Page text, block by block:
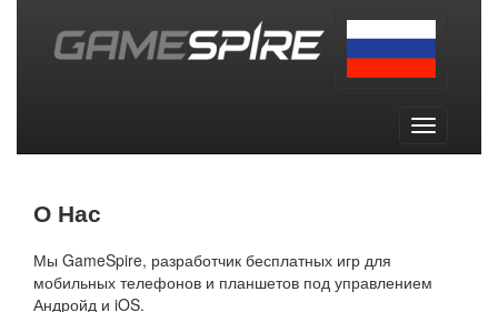
navigation
Toggle
navigation
О Нас
Мы GameSpire, разработчик бесплатных игр для
мобильных телефонов и планшетов под управлением
Андройд и iOS.